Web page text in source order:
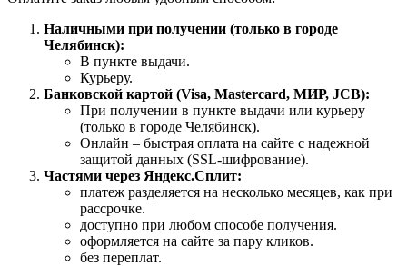
Наличными при получении (только в городе
Челябинск):
В пункте выдачи.
Курьеру.
Банковской картой (Visa, Mastercard, МИР, JCB):
При получении в пункте выдачи или курьеру
(только в городе Челябинск).
Онлайн – быстрая оплата на сайте с надежной
защитой данных (SSL-шифрование).
Частями через Яндекс.Сплит:
платеж разделяется на несколько месяцев, как при
рассрочке.
доступно при любом способе получения.
оформляется на сайте за пару кликов.
без переплат.